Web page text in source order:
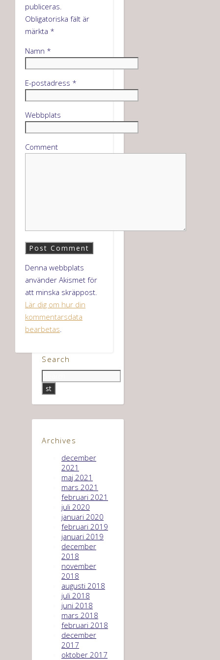
publiceras.
Obligatoriska fält är
märkta *
Namn *
E-postadress *
Webbplats
Comment
Denna webbplats
använder Akismet för
att minska skräppost.
Lär dig om hur din
kommentarsdata
bearbetas
Search
Archives
december
2021
maj 2021
mars 2021
februari 2021
juli 2020
januari 2020
februari 2019
januari 2019
december
2018
november
2018
augusti 2018
juli 2018
juni 2018
mars 2018
februari 2018
december
2017
oktober 2017